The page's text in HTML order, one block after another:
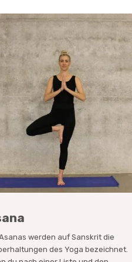
werden auf Sanskrit die
des Yoga bezeichnet.